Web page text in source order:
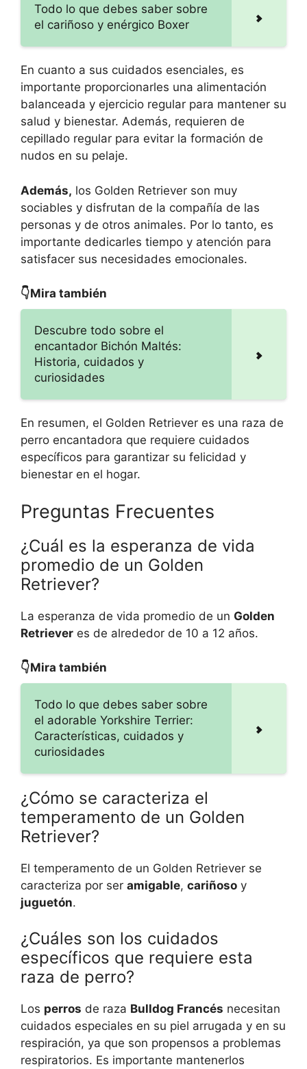
Todo lo que debes saber sobre
el cariñoso y enérgico Boxer
En cuanto a sus cuidados esenciales, es
importante proporcionarles una alimentación
balanceada y ejercicio regular para mantener su
salud y bienestar. Además, requieren de
cepillado regular para evitar la formación de
nudos en su pelaje.
Además, los Golden Retriever son muy
sociables y disfrutan de la compañía de las
personas y de otros animales. Por lo tanto, es
importante dedicarles tiempo y atención para
satisfacer sus necesidades emocionales.
👇Mira también
Descubre todo sobre el
encantador Bichón Maltés:
Historia, cuidados y
curiosidades
En resumen, el Golden Retriever es una raza de
perro encantadora que requiere cuidados
específicos para garantizar su felicidad y
bienestar en el hogar.
Preguntas Frecuentes
¿Cuál es la esperanza de vida
promedio de un Golden
Retriever?
La esperanza de vida promedio de un Golden
Retriever es de alrededor de 10 a 12 años.
👇Mira también
Todo lo que debes saber sobre
el adorable Yorkshire Terrier:
Características, cuidados y
curiosidades
¿Cómo se caracteriza el
temperamento de un Golden
Retriever?
El temperamento de un Golden Retriever se
caracteriza por ser amigable, cariñoso y
juguetón.
¿Cuáles son los cuidados
específicos que requiere esta
raza de perro?
Los perros de raza Bulldog Francés necesitan
cuidados especiales en su piel arrugada y en su
respiración, ya que son propensos a problemas
respiratorios. Es importante mantenerlos